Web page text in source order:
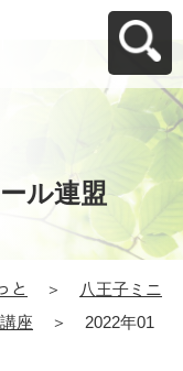
ル連盟
と ＞
八王子ミニ
座 ＞
2022年01